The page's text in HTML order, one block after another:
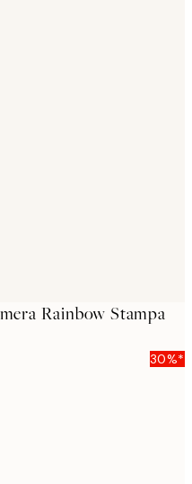
Rainbow Stampa
30%*